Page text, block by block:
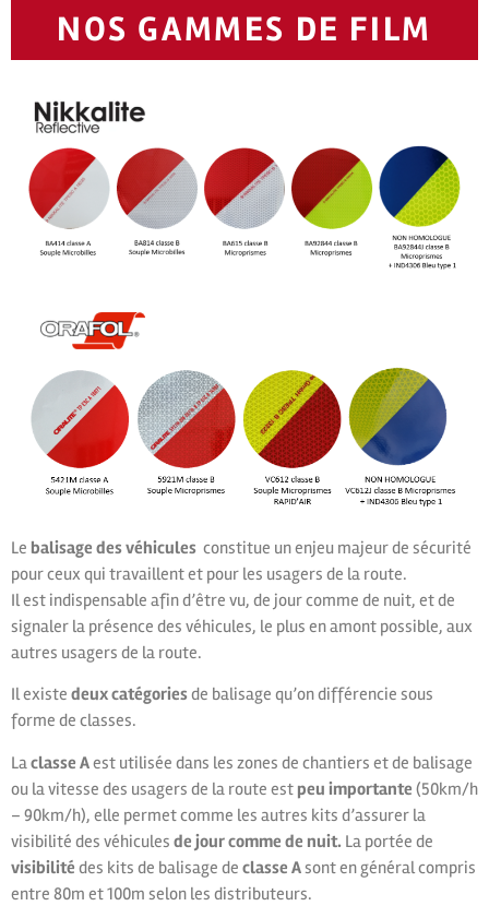
NOS GAMMES DE FILM
Le balisage des véhicules constitue un enjeu majeur de sécurité
pour ceux qui travaillent et pour les usagers de la route.
Il est indispensable afin d’être vu, de jour comme de nuit, et de
signaler la présence des véhicules, le plus en amont possible, aux
autres usagers de la route.
Il existe deux catégoriesde balisage qu’on différencie sous
forme de classes.
Laclasse Aest utilisée dans les zones de chantiers et de balisage
ou la vitesse des usagers de la route est peu importante (50km/h
– 90km/h), elle permet comme les autres kits d’assurer la
visibilité des véhicules de jour comme de nuit. La portée de
visibilité des kits de balisage de classe Asont en général compris
entre 80m et 100m selon les distributeurs.